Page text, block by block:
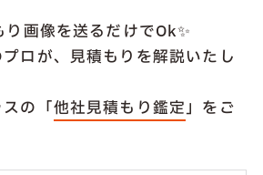
画像を送るだけでOk✨
ロが、見積もりを解説いたし
の「他社見積もり鑑定」をご